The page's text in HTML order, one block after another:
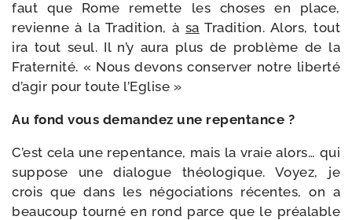
faut que Rome remette les choses en place,
revienne à la Tradition, à sa Tradition. Alors, tout
ira tout seul. Il n’y aura plus de pro­blème de la
Fraternité. « Nous devons conser­ver notre liber­té
d’a­gir pour toute l’Eglise »
Au fond vous deman­dez une repentance ?
C’est cela une repen­tance, mais la vraie alors… qui
sup­pose une dia­logue théo­lo­gique. Voyez, je
crois que dans les négo­cia­tions récentes, on a
beau­coup tour­né en rond parce que le préa­lable